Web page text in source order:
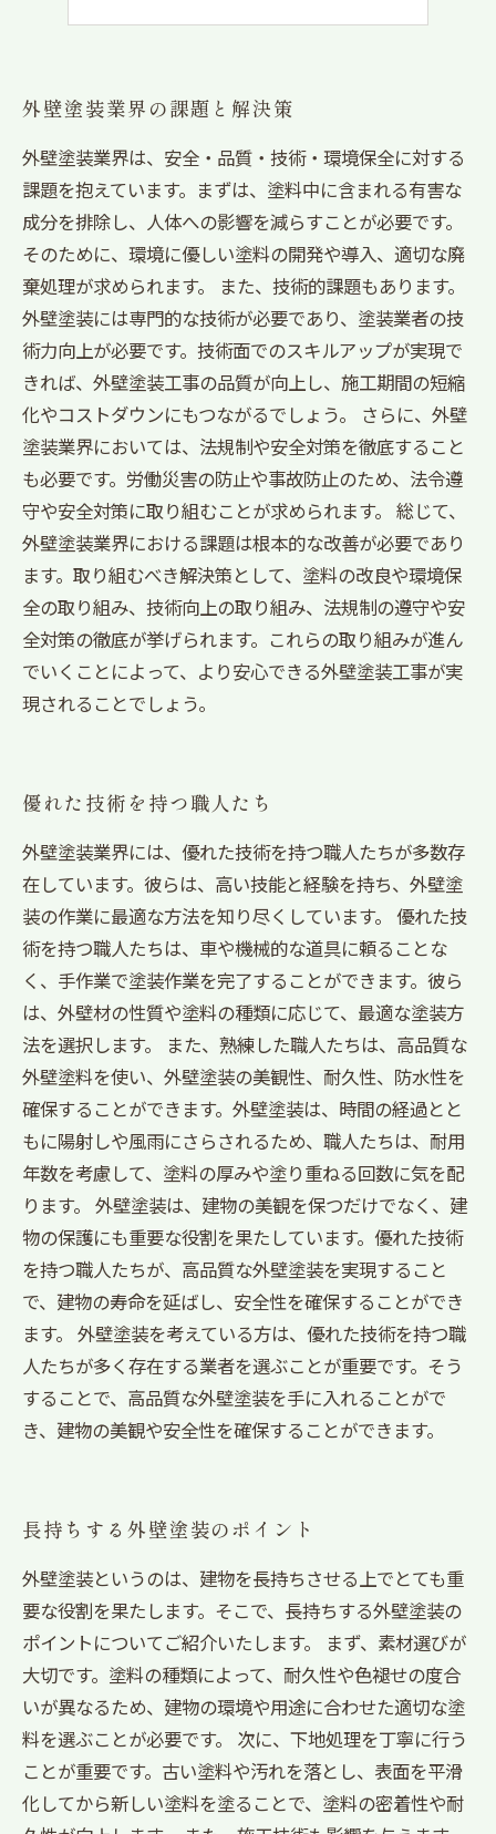
外壁塗装業界の課題と解決策
外壁塗装業界は、安全・品質・技術・環境保全に対する
課題を抱えています。まずは、塗料中に含まれる有害な
成分を排除し、人体への影響を減らすことが必要です。
そのために、環境に優しい塗料の開発や導入、適切な廃
棄処理が求められます。 また、技術的課題もあります。
外壁塗装には専門的な技術が必要であり、塗装業者の技
術力向上が必要です。技術面でのスキルアップが実現で
きれば、外壁塗装工事の品質が向上し、施工期間の短縮
化やコストダウンにもつながるでしょう。 さらに、外壁
塗装業界においては、法規制や安全対策を徹底すること
も必要です。労働災害の防止や事故防止のため、法令遵
守や安全対策に取り組むことが求められます。 総じて、
外壁塗装業界における課題は根本的な改善が必要であり
ます。取り組むべき解決策として、塗料の改良や環境保
全の取り組み、技術向上の取り組み、法規制の遵守や安
全対策の徹底が挙げられます。これらの取り組みが進ん
でいくことによって、より安心できる外壁塗装工事が実
現されることでしょう。
優れた技術を持つ職人たち
外壁塗装業界には、優れた技術を持つ職人たちが多数存
在しています。彼らは、高い技能と経験を持ち、外壁塗
装の作業に最適な方法を知り尽くしています。 優れた技
術を持つ職人たちは、車や機械的な道具に頼ることな
く、手作業で塗装作業を完了することができます。彼ら
は、外壁材の性質や塗料の種類に応じて、最適な塗装方
法を選択します。 また、熟練した職人たちは、高品質な
外壁塗料を使い、外壁塗装の美観性、耐久性、防水性を
確保することができます。外壁塗装は、時間の経過とと
もに陽射しや風雨にさらされるため、職人たちは、耐用
年数を考慮して、塗料の厚みや塗り重ねる回数に気を配
ります。 外壁塗装は、建物の美観を保つだけでなく、建
物の保護にも重要な役割を果たしています。優れた技術
を持つ職人たちが、高品質な外壁塗装を実現すること
で、建物の寿命を延ばし、安全性を確保することができ
ます。 外壁塗装を考えている方は、優れた技術を持つ職
人たちが多く存在する業者を選ぶことが重要です。そう
することで、高品質な外壁塗装を手に入れることがで
き、建物の美観や安全性を確保することができます。
長持ちする外壁塗装のポイント
外壁塗装というのは、建物を長持ちさせる上でとても重
要な役割を果たします。そこで、長持ちする外壁塗装の
ポイントについてご紹介いたします。 まず、素材選びが
大切です。塗料の種類によって、耐久性や色褪せの度合
いが異なるため、建物の環境や用途に合わせた適切な塗
料を選ぶことが必要です。 次に、下地処理を丁寧に行う
ことが重要です。古い塗料や汚れを落とし、表面を平滑
化してから新しい塗料を塗ることで、塗料の密着性や耐